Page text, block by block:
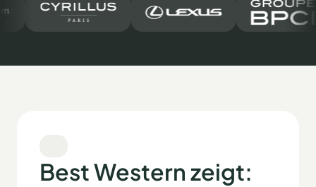
Best Western zeigt: